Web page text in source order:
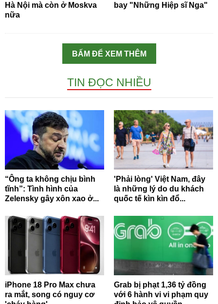
Hà Nội mà còn ở Moskva
nữa
bay "Những Hiệp sĩ Nga"
BẤM ĐỂ XEM THÊM
TIN ĐỌC NHIỀU
“Ông ta không chịu bình
tĩnh”: Tình hình của
Zelensky gây xôn xao ở...
'Phải lòng' Việt Nam, đây
là những lý do du khách
quốc tế kìn kìn đổ...
iPhone 18 Pro Max chưa
ra mắt, song có nguy cơ
Grab bị phạt 1,36 tỷ đồng
với 6 hành vi vi phạm quy